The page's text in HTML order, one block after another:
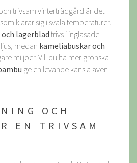
trivsam vinterträdgård är det
klarar sig i svala temperaturer.
lagerblad trivs i inglasade
medan kameliabuskar och
miljöer. Vill du ha mer grönska
ge en levande känsla även
OCH
EN TRIVSAM